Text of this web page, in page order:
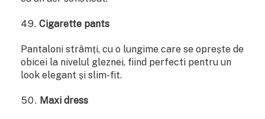
Cigarette pants
Pantaloni strâmți, cu o lungime care se oprește de
obicei la nivelul gleznei, fiind perfecti pentru un
look elegant și slim-fit.
Maxi dress